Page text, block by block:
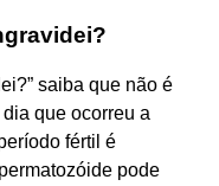
saiba que não é
que ocorreu a
fértil é
pode